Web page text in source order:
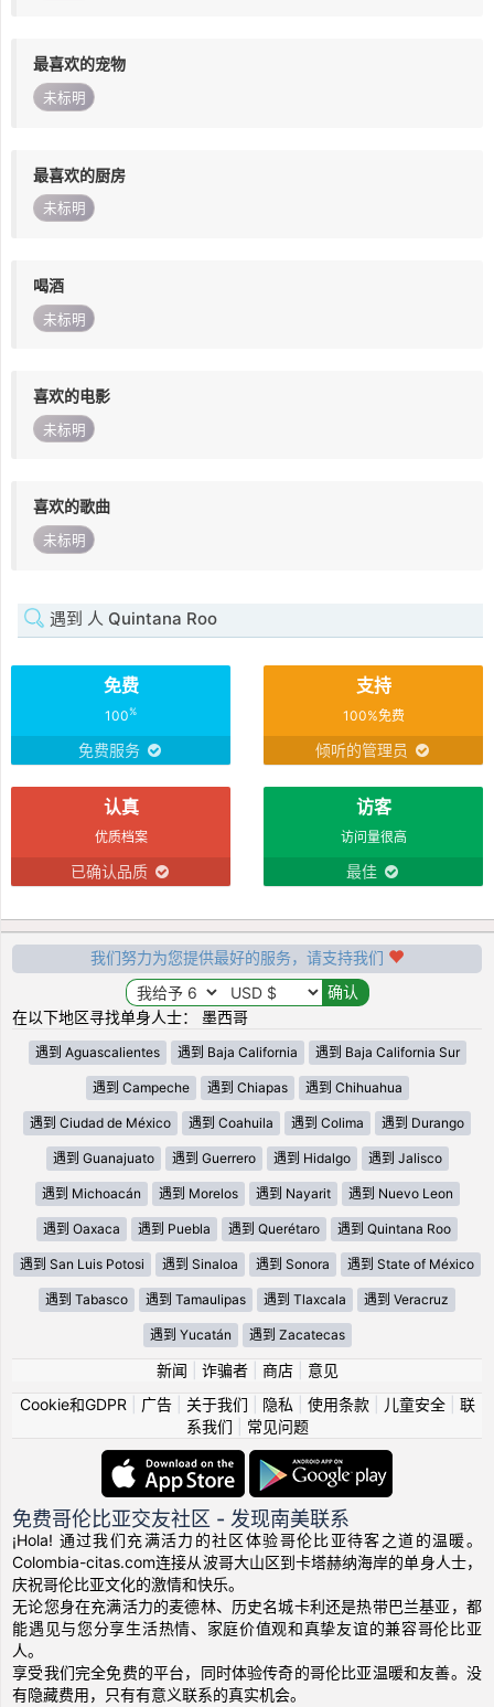
最喜欢的宠物
未标明
最喜欢的厨房
未标明
喝酒
未标明
喜欢的电影
未标明
喜欢的歌曲
未标明
遇到 人 Quintana Roo
免费
100%
免费服务
支持
100%免费
倾听的管理员
认真
优质档案
已确认品质
访客
访问量很高
最佳
我们努力为您提供最好的服务，请支持我们
在以下地区寻找单身人士： 墨西哥
遇到 Aguascalientes 遇到 Baja California 遇到 Baja California Sur
遇到 Campeche 遇到 Chiapas 遇到 Chihuahua
遇到 Ciudad de México 遇到 Coahuila 遇到 Colima 遇到 Durango
遇到 Guanajuato 遇到 Guerrero 遇到 Hidalgo 遇到 Jalisco
遇到 Michoacán 遇到 Morelos 遇到 Nayarit 遇到 Nuevo Leon
遇到 Oaxaca 遇到 Puebla 遇到 Querétaro 遇到 Quintana Roo
遇到 San Luis Potosi 遇到 Sinaloa 遇到 Sonora 遇到 State of México
遇到 Tabasco 遇到 Tamaulipas 遇到 Tlaxcala 遇到 Veracruz
遇到 Yucatán 遇到 Zacatecas
新闻 诈骗者| 商店| 意见
Cookie和GDPR
广告| 关于我们 隐私 使用条款| 儿童安全| 联
系我们
常见问题
免费哥伦比亚交友社区 - 发现南美联系
¡Hola! 通过我们充满活力的社区体验哥伦比亚待客之道的温暖。
Colombia-citas.com连接从波哥大山区到卡塔赫纳海岸的单身人士，
庆祝哥伦比亚文化的激情和快乐。
无论您身在充满活力的麦德林、历史名城卡利还是热带巴兰基亚，都
能遇见与您分享生活热情、家庭价值观和真挚友谊的兼容哥伦比亚
人。
享受我们完全免费的平台，同时体验传奇的哥伦比亚温暖和友善。没
有隐藏费用，只有有意义联系的真实机会。